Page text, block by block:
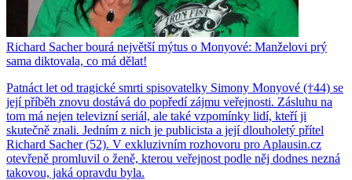
Richard Sacher bourá největší mýtus o Monyové: Manželovi prý
sama diktovala, co má dělat!
Patnáct let od tragické smrti spisovatelky Simony Monyové (†44) se
její příběh znovu dostává do popředí zájmu veřejnosti. Zásluhu na
tom má nejen televizní seriál, ale také vzpomínky lidí, kteří ji
skutečně znali. Jedním z nich je publicista a její dlouholetý přítel
Richard Sacher (52). V exkluzivním rozhovoru pro Aplausin.cz
otevřeně promluvil o ženě, kterou veřejnost podle něj dodnes nezná
takovou, jaká opravdu byla.